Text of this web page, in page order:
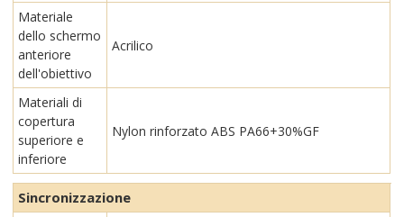
Materiale
dello schermo
anteriore
dell'obiettivo
Acrilico
Materiali di
copertura
superiore e
inferiore
Nylon rinforzato ABS PA66+30%GF
Sincronizzazione